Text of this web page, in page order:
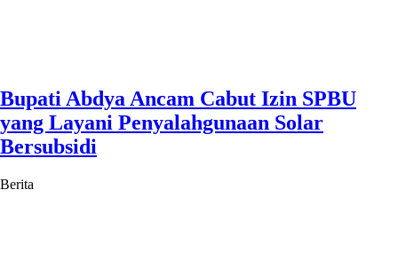
Bupati Abdya Ancam Cabut Izin SPBU
yang Layani Penyalahgunaan Solar
Bersubsidi
Berita